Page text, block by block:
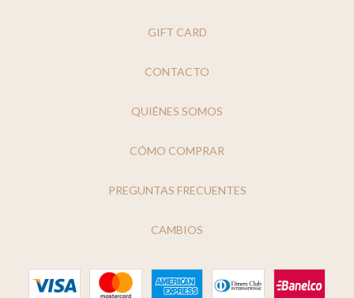
GIFT CARD
CONTACTO
QUIÉNES SOMOS
CÓMO COMPRAR
PREGUNTAS FRECUENTES
CAMBIOS